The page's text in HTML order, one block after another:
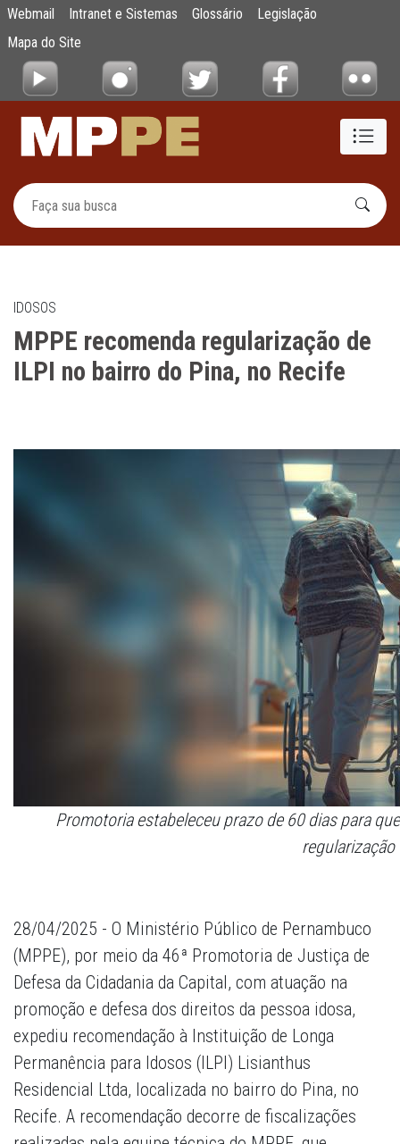
Pular para o Conteúdo principal
MPPE recomenda regularização de ILPI no
Webmail Intranet e Sistemas Glossário
Legislação
Mapa do Site
IDOSOS
MPPE recomenda regularização de
ILPI no bairro do Pina, no Recife
Promotoria estabeleceu prazo de 60 dias para
regularização
28/04/2025 - O Ministério Público de Pernambuco
(MPPE), por meio da 46ª Promotoria de Justiça de
Defesa da Cidadania da Capital, com atuação na
promoção e defesa dos direitos da pessoa idosa,
expediu recomendação à Instituição de Longa
Permanência para Idosos (ILPI) Lisianthus
Residencial Ltda, localizada no bairro do Pina, no
Recife. A recomendação decorre de fiscalizações